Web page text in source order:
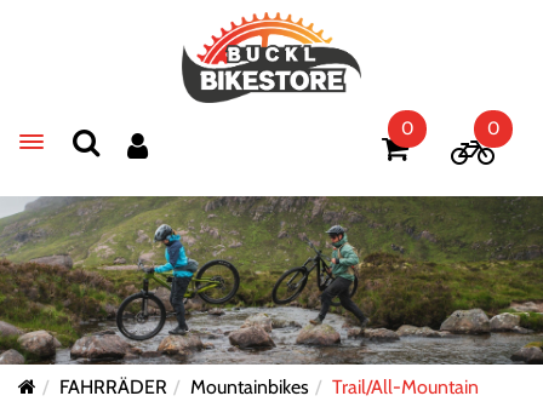
Toggle navigation
0 0
FAHRRÄDER Mountainbikes Trail/All-Mountain